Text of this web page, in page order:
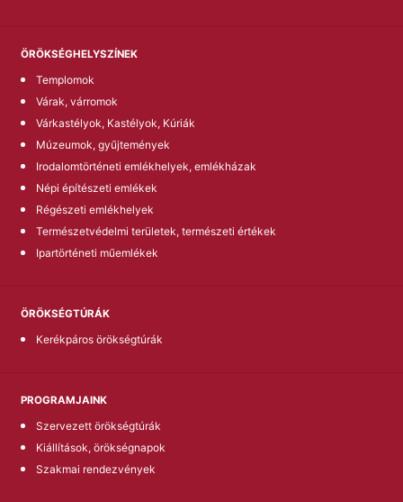
ÖRÖKSÉGHELYSZÍNEK
Templomok
Várak, várromok
Várkastélyok, Kastélyok, Kúriák
Múzeumok, gyűjtemények
Irodalomtörténeti emlékhelyek, emlékházak
Népi építészeti emlékek
Régészeti emlékhelyek
Természetvédelmi területek, természeti értékek
Ipartörténeti műemlékek
ÖRÖKSÉGTÚRÁK
Kerékpáros örökségtúrák
PROGRAMJAINK
Szervezett örökségtúrák
Kiállítások, örökségnapok
Szakmai rendezvények